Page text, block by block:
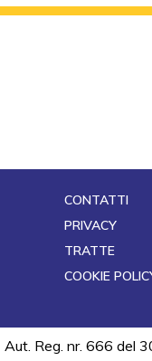
CONTATTI
PRIVACY
TRATTE
COOKIE
Reg. nr. 666 del